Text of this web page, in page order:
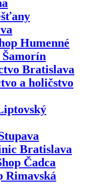
Humenné
Bratislava
a holičstvo
Bratislava
Čadca
Rimavská